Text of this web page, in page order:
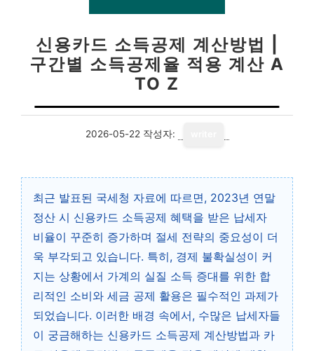
신용카드 소득공제 계산방법 |
구간별 소득공제율 적용 계산 A
TO Z
2026-05-22 작성자:
최근 발표된 국세청 자료에 따르면, 2023년 연말
정산 시 신용카드 소득공제 혜택을 받은 납세자
비율이 꾸준히 증가하며 절세 전략의 중요성이 더
욱 부각되고 있습니다. 특히, 경제 불확실성이 커
지는 상황에서 가계의 실질 소득 증대를 위한 합
리적인 소비와 세금 공제 활용은 필수적인 과제가
되었습니다. 이러한 배경 속에서, 수많은 납세자들
이 궁금해하는 신용카드 소득공제 계산방법과 카